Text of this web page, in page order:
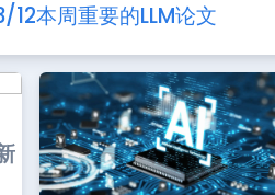
12本周重要的LLM论文